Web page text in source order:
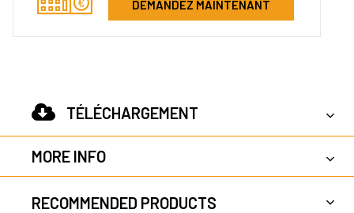
DEMANDEZ MAINTENANT
TÉLÉCHARGEMENT
MORE INFO
RECOMMENDED PRODUCTS